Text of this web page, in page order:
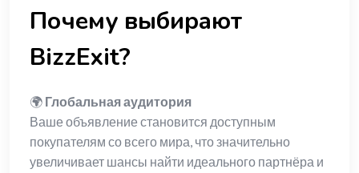
Почему выбирают
BizzExit?
🌍 Глобальная аудитория
Ваше объявление становится доступным
покупателям со всего мира, что значительно
увеличивает шансы найти идеального партнёра и